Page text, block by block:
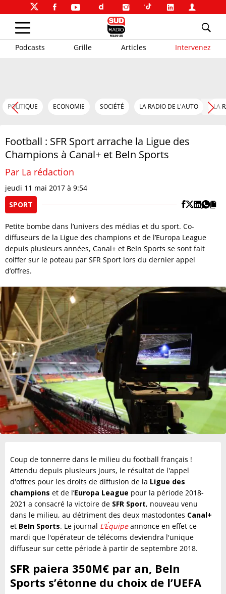
Podcasts Grille Articles Intervenez
POLITIQUE ECONOMIE SOCIÉTÉ LA RADIO DE L'AUTO LA
Football : SFR Sport arrache la Ligue des
Champions à Canal+ et BeIn Sports
Par La rédaction
jeudi 11 mai 2017 à 9:54
SPORT
Petite bombe dans l’univers des médias et du sport. Co-
diffuseurs de la Ligue des champions et de l’Europa League
depuis plusieurs années, Canal+ et BeIn Sports se sont fait
coiffer sur le poteau par SFR Sport lors du dernier appel
d’offres.
Coup de tonnerre dans le milieu du football français !
Attendu depuis plusieurs jours, le résultat de l'appel
d'offres pour les droits de diffusion de la Ligue des
champions et de l’Europa League pour la période 2018-
2021 a consacré la victoire de SFR Sport, nouveau venu
dans le milieu, au détriment des deux mastodontes Canal+
et BeIn Sports. Le journal L’Équipeannonce en effet ce
mardi que l'opérateur de télécoms deviendra l'unique
diffuseur sur cette période à partir de septembre 2018.
SFR paiera 350M€ par an, BeIn
Sports s’étonne du choix de l’UEFA